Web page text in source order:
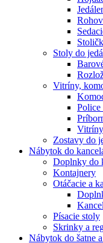
Stoly do
Vitríny,
Police
Zostavy do
Nábytok do
Doplnky do
Kontajnery
Otáčacie a
Písacie stoly
Skrinky a
Nábytok do šatne